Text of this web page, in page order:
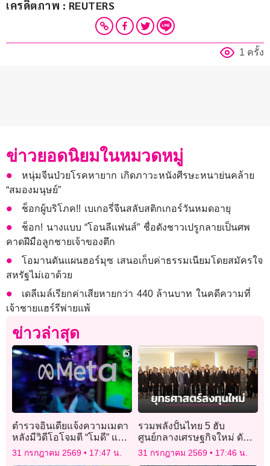
เครดิตภาพ : REUTERS
1 ครั้ง
ข่าวยอดนิยมในหมวดหมู่
หนุ่มจีนป่วยโรคหายาก เกิดภาวะหนังศีรษะหนาย่นคล้าย
“สมองมนุษย์”
ช็อกผู้บริโภค!! เบเกอรี่จีนสลับสติกเกอร์วันหมดอายุ
ช็อก! นางแบบ “โอนลีแฟนส์” ชื่อดังชาวเปรูกลายเป็นศพ
คาดฝีมือลูกชายเจ้าของตึก
โอมานดันแผนฮอร์มุซ เสนอเก็บค่าธรรมเนียมโดยสมัครใจ
สหรัฐไม่เอาด้วย
เดลีเมล์เรียกค่าเสียหายกว่า 440 ล้านบาท ในคดีความที่
เจ้าชายแฮร์รีพ่ายแพ้
ข่าวล่าสุด
ตำรวจอินเดียแจ้งความเมตา
หลังมีวิดีโอโจมตี “โมดี” แพร่
หลายในเฟซบุ๊ก
31 กรกฎาคม 2569 17:47 น.
รวมพลังปั้นไทย 5 ฮับ
ศูนย์กลางเศรษฐกิจใหม่ ดันจี
ดีพีโตเกิน 3% ไม่เน้นแค่
ตัวเลขลงทุน
31 กรกฎาคม 2569 17:46 น.